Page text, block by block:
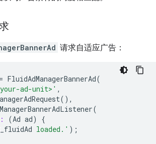
请求自适应广告：
= FluidAdManagerBannerAd(
ad-unit>' ,
(),
(
(Ad ad)
{
_fluidAd loaded.' );